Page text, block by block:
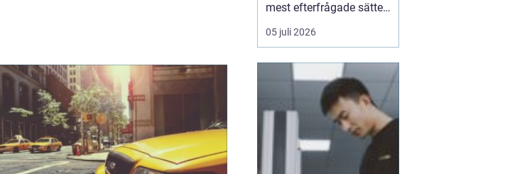
mest efterfrågade sätten
att isolera vindar, tak och
svåråtkomliga
bygger på att man blåser
in isolerande material
ofta cellulosa, tr&au...
05 juli 2026